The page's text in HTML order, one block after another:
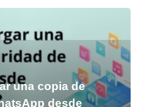
una copia de
desde